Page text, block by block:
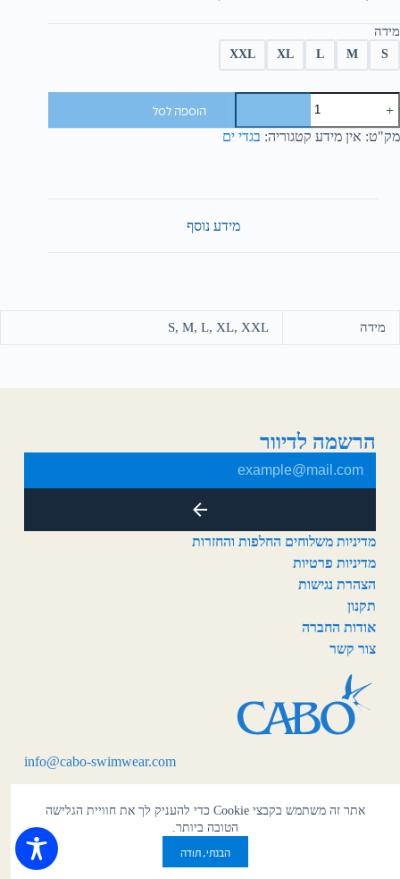
אתר זה משתמש בקבצי Cookie כדי להעניק לך את חוויית הגלישה
הטובה ביותר.
הבנתי, תודה
מידה
S
M
L
XL
XXL
הוספה לסל
מק"ט: אין מידע קטגוריה: בגדי ים
מידע נוסף
מידה S, M, L, XL, XXL
info@cabo-swimwear.com
מדיניות משלוחים החלפות והחזרות
מדיניות פרטיות
הצהרת נגישות
תקנון
אודות החברה
צור קשר
הרשמה לדיוור
כל הזכויות שמורות לקאבו ישראל